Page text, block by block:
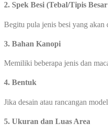
2. Spek Besi (Tebal/Tipis
Begitu pula jenis besi yang akan
3. Bahan Kanopi
Memiliki beberapa jenis dan
4. Bentuk
Jika desain atau rancangan
5. Ukuran dan Luas Area